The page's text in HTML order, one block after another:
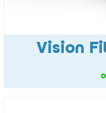
Vision